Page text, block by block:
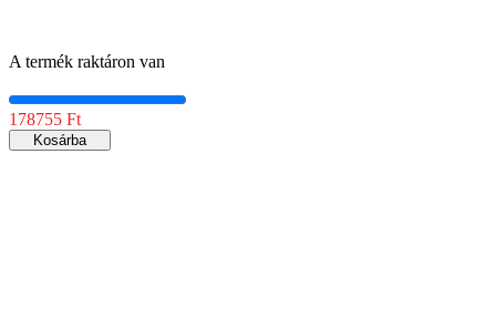
A termék raktáron van
178755 Ft
Kosárba